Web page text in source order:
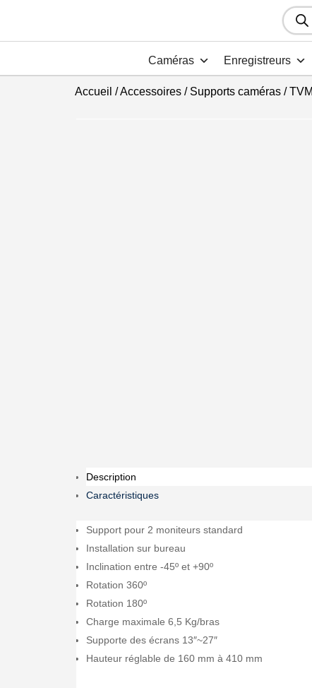
de
produits
Caméras Enregistreurs
Accueil /Accessoires/ Supports caméras/
Description
Caractéristiques
Support pour 2 moniteurs standard
Installation sur bureau
Inclination entre -45º et +90º
Rotation 360º
Rotation 180º
Charge maximale 6,5 Kg/bras
Supporte des écrans 13″~27″
Hauteur réglable de 160 mm à 410 mm